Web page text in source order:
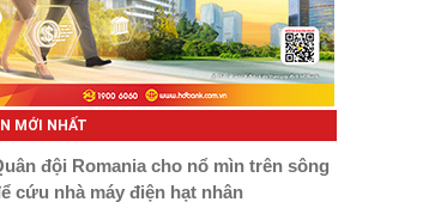
MỚI NHẤT
đội Romania cho nổ mìn trên sông
cứu nhà máy điện hạt nhân